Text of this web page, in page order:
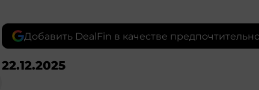
Добавить DealFin в качестве
22.12.2025